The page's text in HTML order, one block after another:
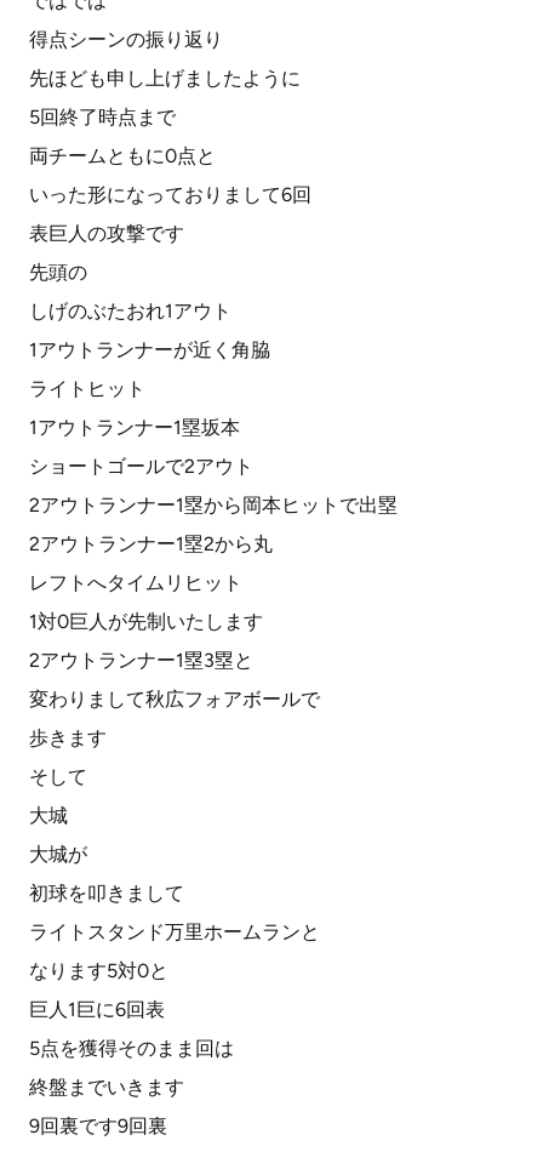
得点シーンの振り返り
先ほども申し上げましたように
5回終了時点まで
両チームともに0点と
いった形になっておりまして6回
表巨人の攻撃です
先頭の
しげのぶたおれ1アウト
1アウトランナーが近く角脇
ライトヒット
1アウトランナー1塁坂本
ショートゴールで2アウト
2アウトランナー1塁から岡本ヒットで出塁
2アウトランナー1塁2から丸
レフトへタイムリヒット
1対0巨人が先制いたします
2アウトランナー1塁3塁と
変わりまして秋広フォアボールで
歩きます
そして
大城
大城が
初球を叩きまして
ライトスタンド万里ホームランと
なります5対0と
巨人1巨に6回表
5点を獲得そのまま回は
終盤までいきます
9回裏です9回裏